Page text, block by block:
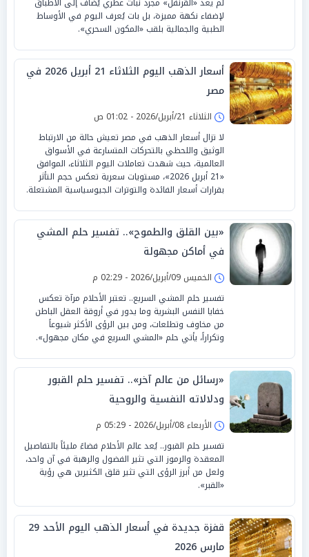
لإضفاء نكهة مميزة، بل بات يُعرف اليوم في الأوساط
الطبية والجمالية بلقب «المكون السحري».
أسعار الذهب اليوم الثلاثاء 21 أبريل 2026 في
مصر
الثلاثاء 21/أبريل/2026 - 01:02 ص
لا تزال أسعار الذهب في مصر تعيش حالة من الارتباط
الوثيق واللحظي بالتحركات المتسارعة في الأسواق
العالمية، حيث شهدت تعاملات اليوم الثلاثاء، الموافق
«21 أبريل 2026»، مستويات سعرية تعكس حجم التأثر
بقرارات أسعار الفائدة والتوترات الجيوسياسية المشتعلة.
«بين القلق والطموح».. تفسير حلم المشي
في أماكن مجهولة
الخميس 09/أبريل/2026 - 02:29 م
تفسير حلم المشي السريع.. تعتبر الأحلام مرآة تعكس
خفايا النفس البشرية وما يدور في أروقة العقل الباطن
من مخاوف وتطلعات، ومن بين الرؤى الأكثر شيوعاً
وتكراراً، يأتي حلم «المشي السريع في مكان مجهول».
«رسائل من عالم آخر».. تفسير حلم القبور
ودلالاته النفسية والروحية
الأربعاء 08/أبريل/2026 - 05:29 م
تفسير حلم القبور.. يُعد عالم الأحلام فضاءً مليئاً بالتفاصيل
المعقدة والرموز التي تثير الفضول والرهبة في آن واحد،
ولعل من أبرز الرؤى التي تثير قلق الكثيرين هي رؤية
«القبر».
قفزة جديدة في أسعار الذهب اليوم الأحد 29
مارس 2026